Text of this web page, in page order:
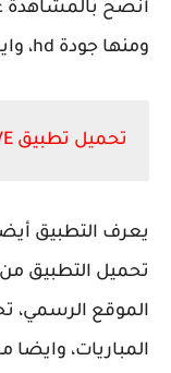
ومنها جودة hd، وايضا جودة 4k،
تحميل تطبيق AYMAN LIVE
يعرف التطبيق
تحميل التطبيق
الموقع الرسمي،
المباريات،